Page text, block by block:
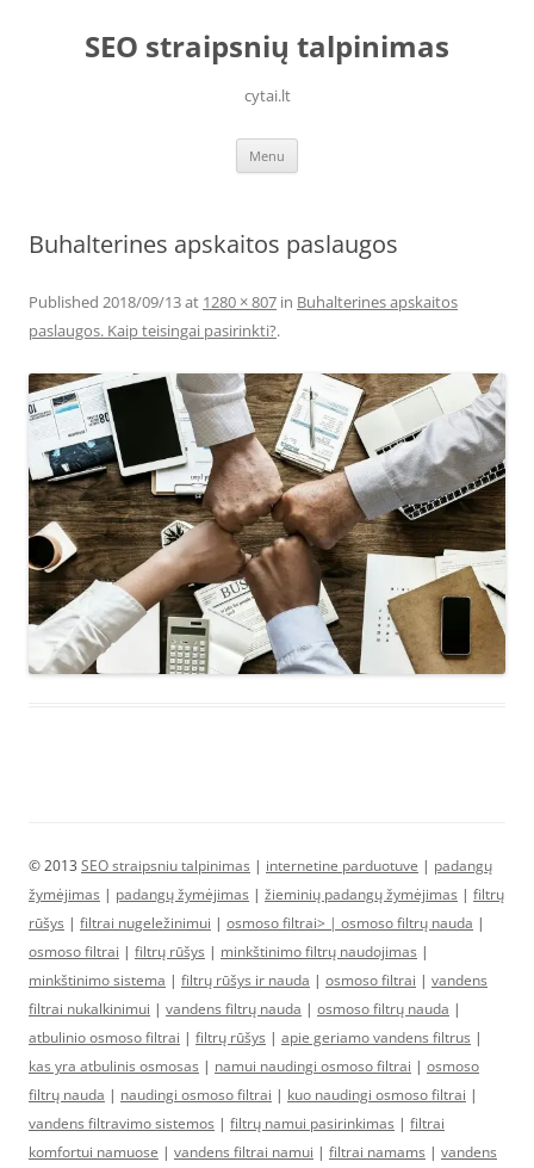
contentSEO straipsnių talpinimas
cytai.lt
Menu
Buhalterines apskaitos paslaugos
Published 2018/09/13at 1280 × 807 in Buhalterines apskaitos
paslaugos. Kaip teisingai pasirinkti?.
© 2013 SEO straipsniu talpinimas | internetine parduotuve | padangų
žymėjimas | padangų žymėjimas | žieminių padangų žymėjimas | filtrų
rūšys | filtrai nugeležinimui | osmoso filtrai> | osmoso filtrų nauda |
osmoso filtrai | filtrų rūšys | minkštinimo filtrų naudojimas |
minkštinimo sistema | filtrų rūšys ir nauda | osmoso filtrai | vandens
filtrai nukalkinimui | vandens filtrų nauda | osmoso filtrų nauda |
atbulinio osmoso filtrai | filtrų rūšys | apie geriamo vandens filtrus |
kas yra atbulinis osmosas | namui naudingi osmoso filtrai | osmoso
filtrų nauda | naudingi osmoso filtrai | kuo naudingi osmoso filtrai |
vandens filtravimo sistemos | filtrų namui pasirinkimas | filtrai
komfortui namuose | vandens filtrai namui | filtrai namams | vandens